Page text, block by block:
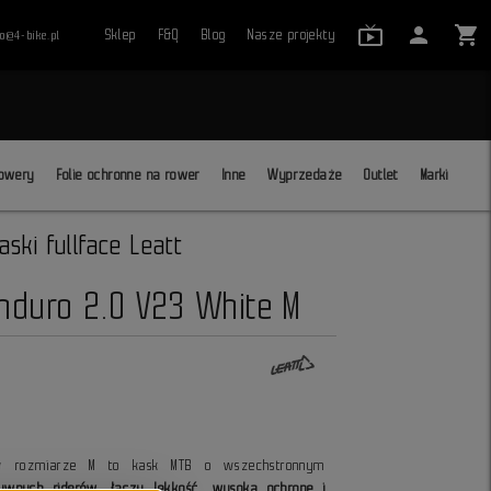
bike.pl Sklep F&Q Blog Nasze projekty live_tv_24
person shopping_cart
Folie ochronne na rower Inne Wyprzedaże Outlet Marki
fullface Leatt
2.0 V23 White M
rozmiarze M to kask MTB o wszechstronnym
riderów, łączy lekkość, wysoką ochronę i